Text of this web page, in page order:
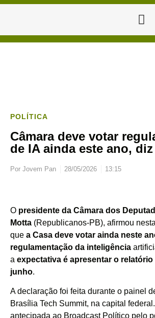
POLÍTICA
Câmara deve votar
de IA ainda este ano,
Por Jovem Pan 28/05/2026 13:15
O presidente da Câmara dos
Motta (Republicanos-PB), afirmou
que a Casa deve votar ainda neste
regulamentação da inteligência
a expectativa é apresentar o relatório
junho.
A declaração foi feita durante o painel
Brasília Tech Summit, na capital
antecipada ao Broadcast Político pelo